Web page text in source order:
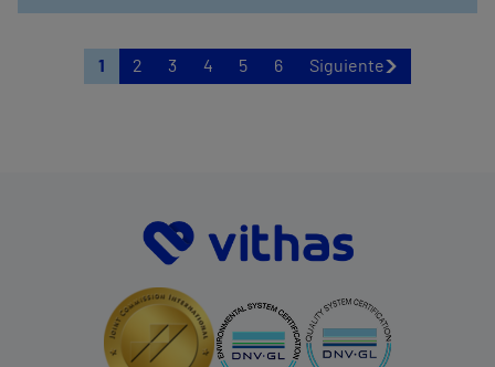
1 2 3 4 5 6 Siguiente